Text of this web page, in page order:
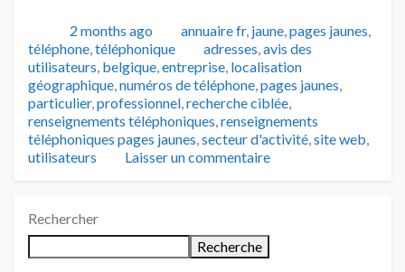
Publié2 months ago Catégories
annuaire fr, jaune,pages jaunes,
téléphone,téléphonique Tags
adresses,avis des
utilisateurs, belgique,entreprise, localisation
géographique,numéros de téléphone,pages jaunes,
particulier,professionnel,recherche ciblée,
renseignements téléphoniques,renseignements
téléphoniques pages jaunes,secteur d'activité,site web,
utilisateurs
Laisser un commentaire
Rechercher
Recherche